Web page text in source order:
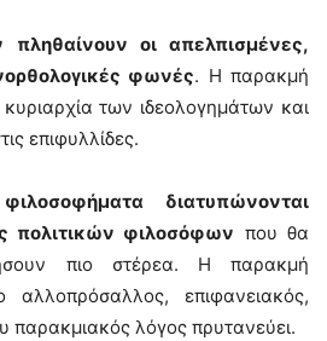
πληθαίνουν οι απελπισμένες,
φωνές. Η παρακμή
των ιδεολογημάτων και
επιφυλλίδες.
διατυπώνονται
πολιτικών φιλοσόφων που θα
πιο στέρεα. Η παρακμή
επιφανειακός,
παρακμιακός λόγος πρυτανεύει.